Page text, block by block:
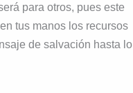
para otros, pues este
tus manos los recursos
de salvación hasta lo